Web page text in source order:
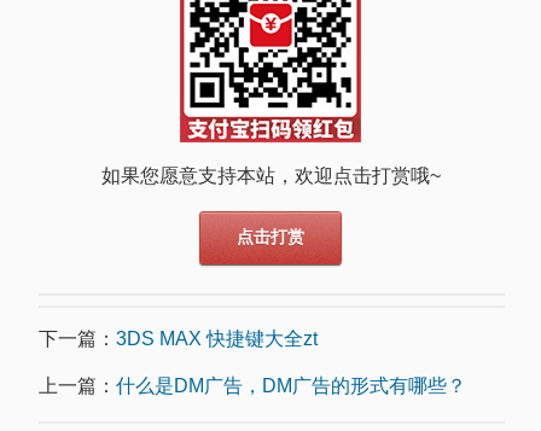
如果您愿意支持本站，欢迎点击打赏哦~
点击打赏
下一篇： 3DS MAX 快捷键大全zt
上一篇： 什么是DM广告，DM广告的形式有哪些？